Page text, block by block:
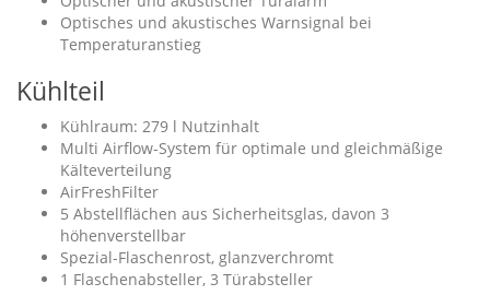
Optisches und akustisches Warnsignal bei
Temperaturanstieg
Kühlteil
Kühlraum: 279 l Nutzinhalt
Multi Airflow-System für optimale und gleichmäßige
Kälteverteilung
AirFreshFilter
5 Abstellflächen aus Sicherheitsglas, davon 3
höhenverstellbar
Spezial-Flaschenrost, glanzverchromt
1 Flaschenabsteller, 3 Türabsteller